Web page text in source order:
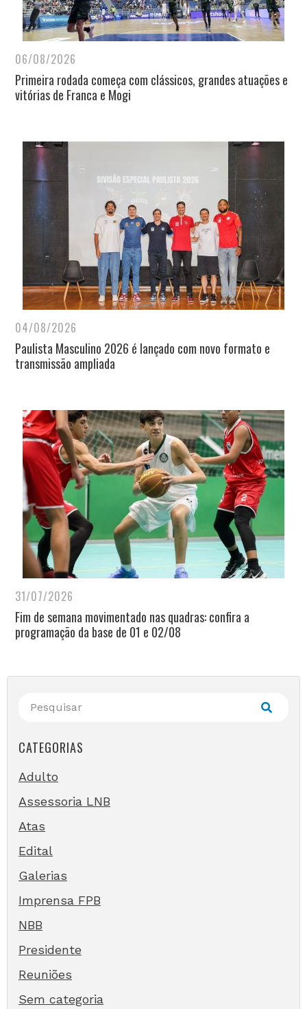
06/08/2026
Primeira rodada começa com clássicos, grandes atuações e
vitórias de Franca e Mogi
04/08/2026
Paulista Masculino 2026 é lançado com novo formato e
transmissão ampliada
31/07/2026
Fim de semana movimentado nas quadras: confira a
programação da base de 01 e 02/08
CATEGORIAS
Adulto
Assessoria LNB
Atas
Edital
Galerias
Imprensa FPB
NBB
Presidente
Reuniões
Sem categoria